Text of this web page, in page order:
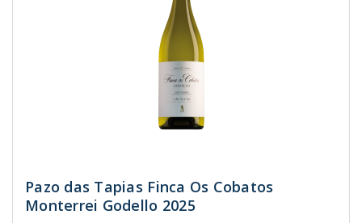
Pazo das Tapias Finca Os Cobatos
Monterrei Godello 2025